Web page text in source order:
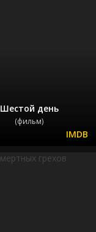
Шестой день
(фильм)